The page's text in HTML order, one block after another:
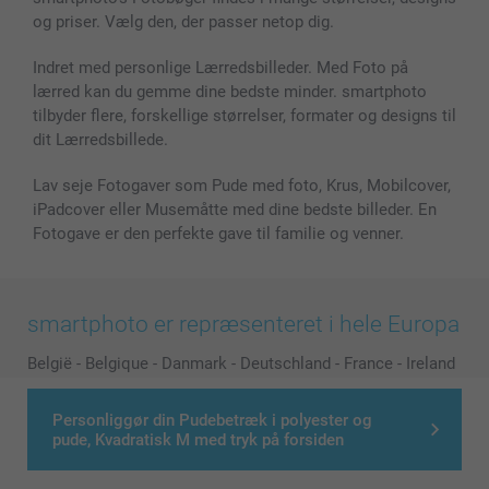
Personliggør din Pudebetræk i polyester og
pude, Kvadratisk M med tryk på forsiden
MyNameBook
Fotorammer & Tilbehør
Alle fotoprodukter
Betingelser og garantier
Priser & betaling
og priser. Vælg den, der passer netop dig.
Indret med personlige Lærredsbilleder. Med Foto på
lærred kan du gemme dine bedste minder. smartphoto
tilbyder flere, forskellige størrelser, formater og designs til
dit Lærredsbillede.
Lav seje Fotogaver som Pude med foto, Krus, Mobilcover,
iPadcover eller Musemåtte med dine bedste billeder. En
Fotogave er den perfekte gave til familie og venner.
smartphoto er repræsenteret i hele Europa
België - Belgique - Danmark - Deutschland - France - Ireland
- Nederland - Norge - Österreich - Schweiz - Suisse -
Switzerland - Suomi Sverige - United Kingdom
Other Countries